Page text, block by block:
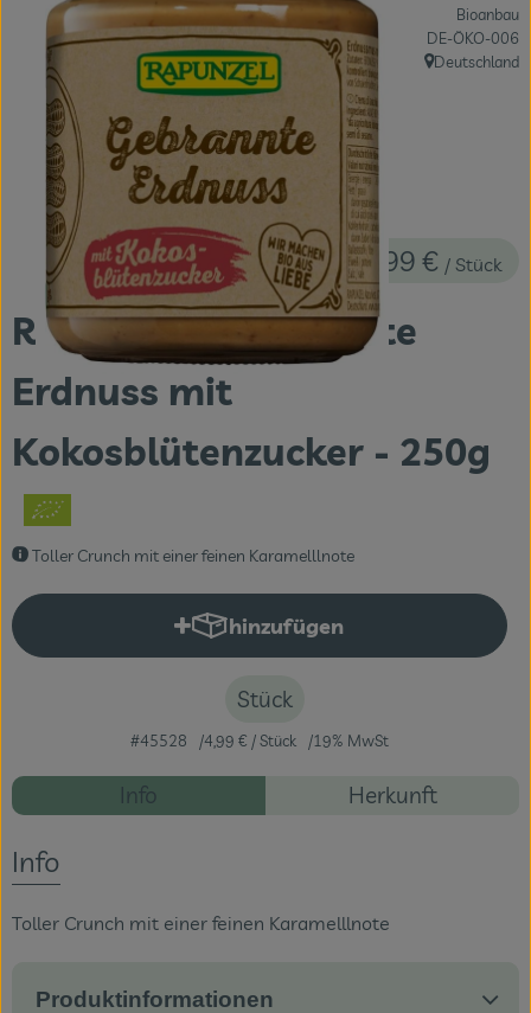
Themenwelten
Obst & Gemüse
Frischetheke
Vorratskammer
Naturdrogerie
Getränke
Das Konzept
Service
Firmenkunden
Rapunzel - Gebrannte
Erdnuss mit
Kokosblütenzucker - 250g
Toller Crunch mit einer feinen Karamelllnote
4,99 € / Stück
Bioanbau
, Kontrollstelle:
DE-ÖKO-006
, Herkunft:
Deutschland
hinzufügen
Produkt zum Warenkorb
Stück
#45528 4,99 € / Stück 19% MwSt
Rezepte
Info Herkunft
Info
Toller Crunch mit einer feinen Karamelllnote
Produktinformationen